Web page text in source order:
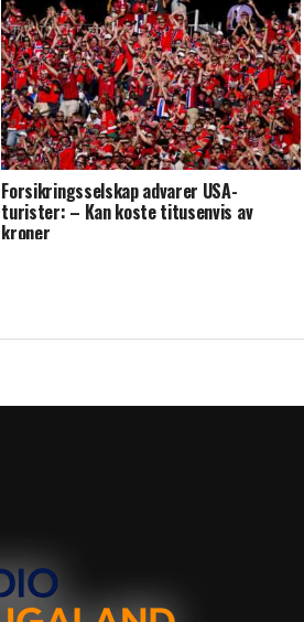
Forsikringsselskap advarer USA-
turister: – Kan koste titusenvis av
kroner